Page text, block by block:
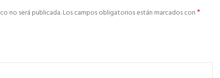
no será publicada.Los campos obligatorios están marcados con*